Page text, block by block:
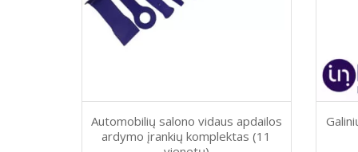
Automobilių salono vidaus apdailos
ardymo įrankių komplektas (11